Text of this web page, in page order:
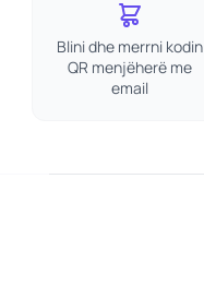
Blini dhe merrni kodin
QR menjëherë me
email